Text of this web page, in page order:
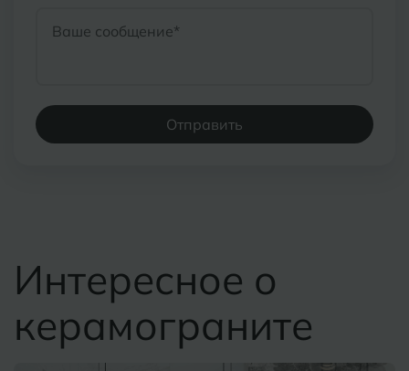
Отправить
Интересное о
керамограните